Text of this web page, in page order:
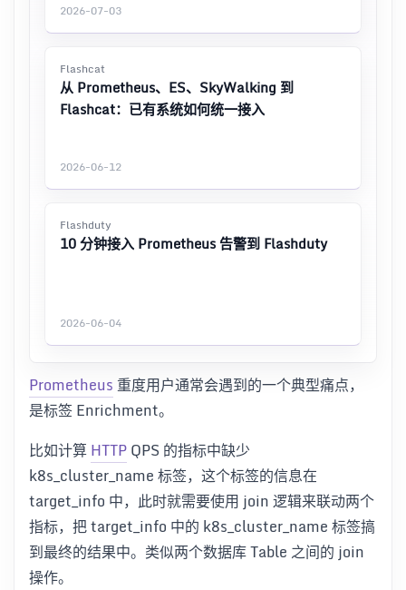
2026-07-03
Flashcat
从 Prometheus、ES、SkyWalking 到
Flashcat：已有系统如何统一接入
2026-06-12
Flashduty
10 分钟接入 Prometheus 告警到 Flashduty
2026-06-04
Prometheus重度用户通常会遇到的一个典型痛点，
是标签 Enrichment。
比如计算HTTPQPS 的指标中缺少
k8s_cluster_name 标签，这个标签的信息在
target_info 中，此时就需要使用 join 逻辑来联动两个
指标，把 target_info 中的 k8s_cluster_name 标签搞
到最终的结果中。类似两个数据库 Table 之间的 join
操作。